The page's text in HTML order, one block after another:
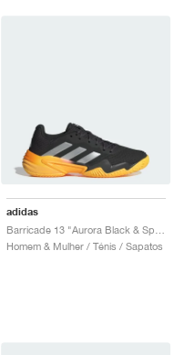
adidas
Homem & Mulher / Ténis / Sapatos